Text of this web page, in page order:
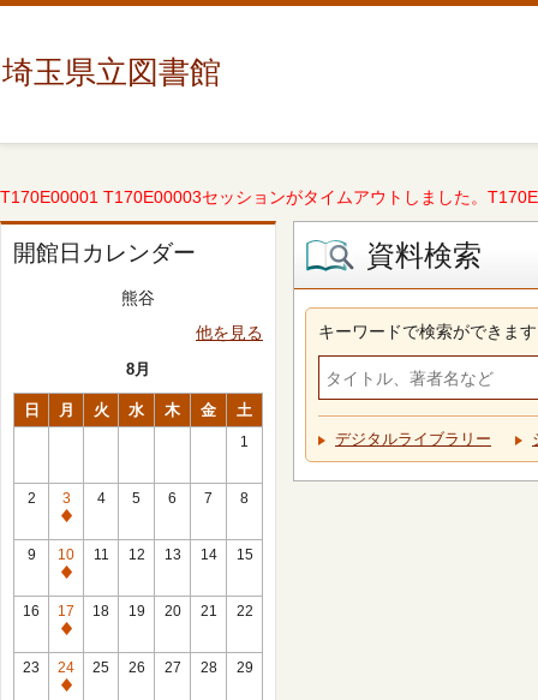
埼玉県立図書館
T170E00001 T170E00003セッションがタイムアウトしました。
開館日カレンダー
熊谷
他を見る
8月
日 月 火 水 木 金 土
1
2
3
休
館
日
4 5 6 7 8
9
10
休
館
日
11 12 13 14 15
16
17
休
館
日
18 19 20 21 22
23
24
休
25 26 27 28 29
資料検索
キーワードで検索ができます
デジタルライブラリー